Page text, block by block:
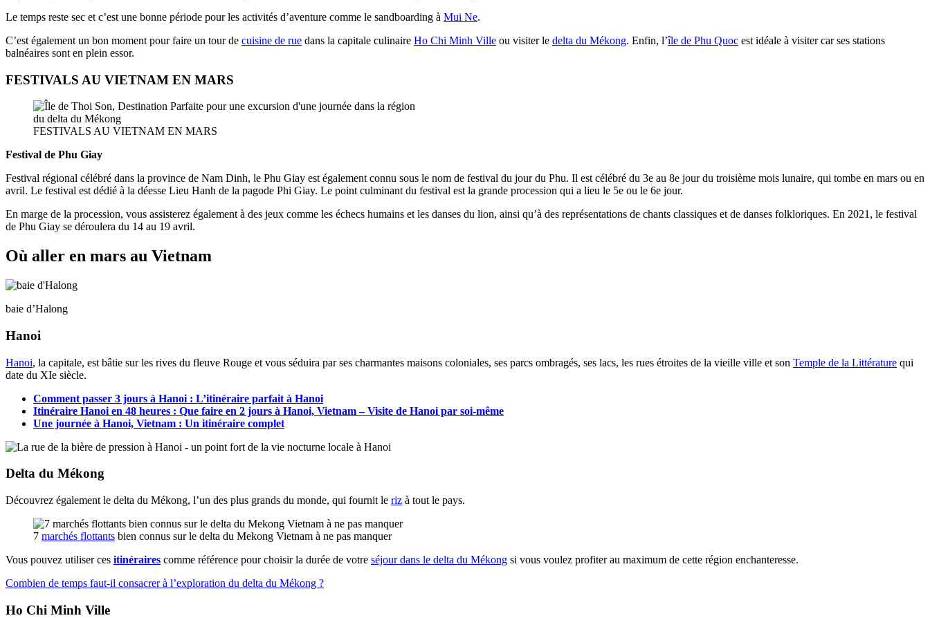
Le temps reste sec et c’est une bonne période pour les activités d’aventure comme le sandboarding à Mui Ne.
C’est également un bon moment pour faire un tour de cuisine de rue dans la capitale culinaire Ho Chi Minh Ville ou visiter le delta du Mékong. Enfin, l’île de Phu Quoc est idéale à visiter car ses stations
balnéaires sont en plein essor.
FESTIVALS AU VIETNAM EN MARS
FESTIVALS AU VIETNAM EN MARS
Festival de Phu Giay
Festival régional célébré dans la province de Nam Dinh, le Phu Giay est également connu sous le nom de festival du jour du Phu. Il est célébré du 3e au 8e jour du troisième mois lunaire, qui tombe en mars ou en
avril. Le festival est dédié à la déesse Lieu Hanh de la pagode Phi Giay. Le point culminant du festival est la grande procession qui a lieu le 5e ou le 6e jour.
En marge de la procession, vous assisterez également à des jeux comme les échecs humains et les danses du lion, ainsi qu’à des représentations de chants classiques et de danses folkloriques. En 2021, le festival
de Phu Giay se déroulera du 14 au 19 avril.
Où aller en mars au Vietnam
baie d’Halong
Hanoi
Hanoi, la capitale, est bâtie sur les rives du fleuve Rouge et vous séduira par ses charmantes maisons coloniales, ses parcs ombragés, ses lacs, les rues étroites de la vieille ville et son Temple de la Littérature qui
date du XIe siècle.
Comment passer 3 jours à Hanoi : L’itinéraire parfait à Hanoi
Itinéraire Hanoi en 48 heures : Que faire en 2 jours à Hanoi, Vietnam – Visite de Hanoi par soi-même
Une journée à Hanoi, Vietnam : Un itinéraire complet
Delta du Mékong
Découvrez également le delta du Mékong, l’un des plus grands du monde, qui fournit le riz à tout le pays.
7 marchés flottants bien connus sur le delta du Mekong Vietnam à ne pas manquer
Vous pouvez utiliser ces itinéraires comme référence pour choisir la durée de votre séjour dans le delta du Mékong si vous voulez profiter au maximum de cette région enchanteresse.
Combien de temps faut-il consacrer à l’exploration du delta du Mékong ?
Ho Chi Minh Ville